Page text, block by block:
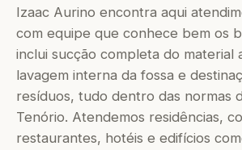
Izaac Aurino encontra aqui
com equipe que conhece bem os
inclui sucção completa do material
lavagem interna da fossa e
resíduos, tudo dentro das normas
Tenório. Atendemos residências,
restaurantes, hotéis e edifícios